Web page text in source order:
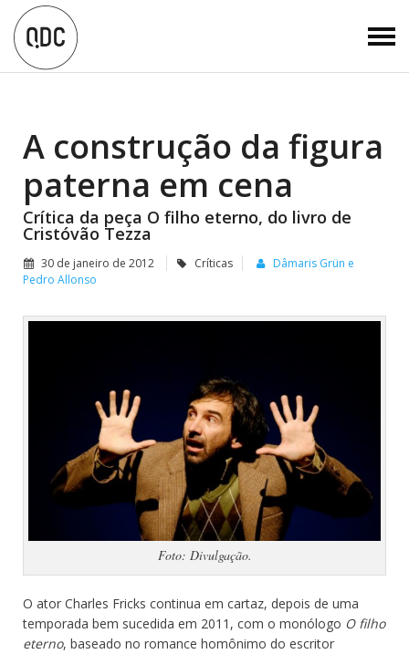
A construção da figura
paterna em cena
Crítica da peça O filho eterno, do livro de
Cristóvão Tezza
30 de janeiro de 2012 Críticas
Dâmaris Grün e
Pedro Allonso
Foto: Divulgação.
O ator Charles Fricks continua em cartaz, depois de uma
temporada bem sucedida em 2011, com o monólogo O filho
eterno, baseado no romance homônimo do escritor